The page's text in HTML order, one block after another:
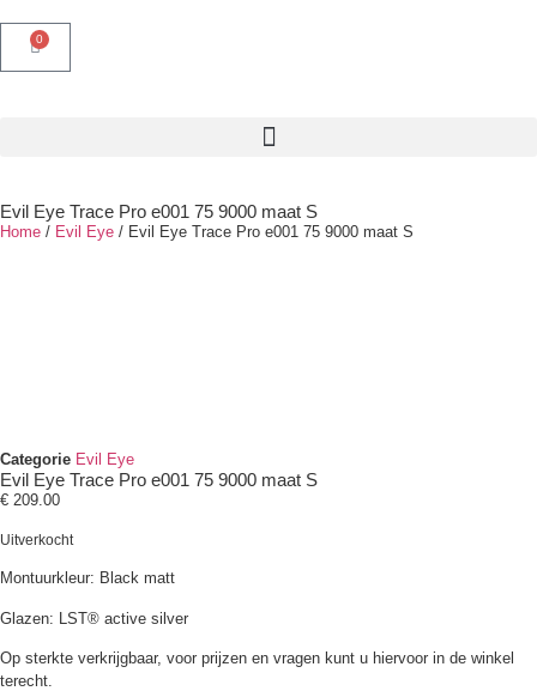
0
Evil Eye Trace Pro e001 75 9000 maat S
Home / Evil Eye / Evil Eye Trace Pro e001 75 9000 maat S
Categorie Evil Eye
Evil Eye Trace Pro e001 75 9000 maat S
€ 209.00
Uitverkocht
Montuurkleur: Black matt
Glazen: LST® active silver
Op sterkte verkrijgbaar, voor prijzen en vragen kunt u hiervoor in de winkel
terecht.